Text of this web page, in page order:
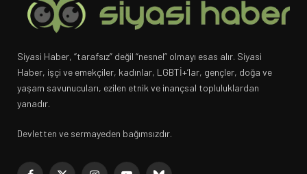
Siyasi Haber, “tarafsız” değil “nesnel” olmayı esas alır. Siyasi
Haber, işçi ve emekçiler, kadınlar, LGBTİ+’lar, gençler, doğa ve
yaşam savunucuları, ezilen etnik ve inançsal topluluklardan
yanadır.
Devletten ve sermayeden bağımsızdır.